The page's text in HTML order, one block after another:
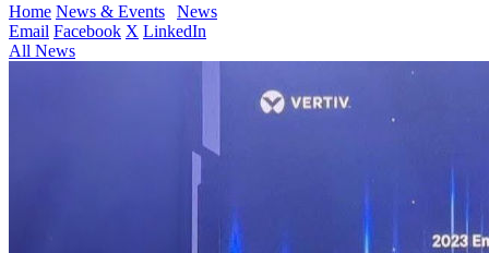
Home News & Events
News
Email Facebook X LinkedIn
All News